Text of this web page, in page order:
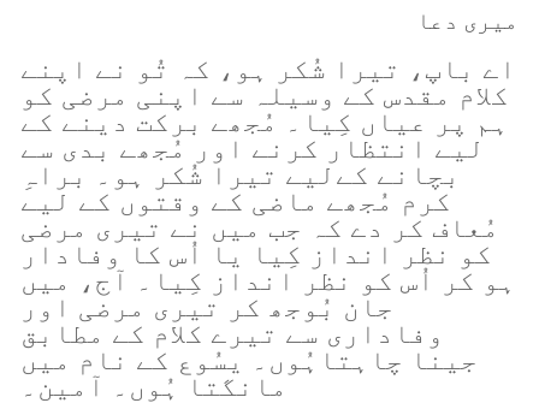
میری دعا
اے باپ، تیرا شُکر ہو، کہ تُو نے اپنے
کلام مقدس کے وسیلہ سے اپنی مرضی کو
ہم پر عیاں کِیا۔ مُجھے برکت دینے کے
لیے انتظار کرنے اور مُجھے بدی سے
بچانے کےلیے تیرا شُکر ہو۔ براہِ
کرم مُجھے ماضی کے وقتوں کے لیے
مُعاف کر دے کہ جب میں نے تیری مرضی
کو نظر انداز کِیا یا اُس کا وفادار
ہو کر اُس کو نظر انداز کِیا۔ آج، میں
جان بُوجھ کر تیری مرضی اور
وفاداری سے تیرے کلام کے مطابق
جینا چاہتاہُوں۔ یسُوع کے نام میں
مانگتا ہُوں۔ آمین۔